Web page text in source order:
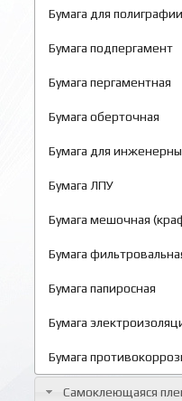
Бумага для полиграфии
Бумага подпергамент
Бумага пергаментная
Бумага оберточная
Бумага для
Бумага ЛПУ
Бумага мешочная
Бумага
Бумага папиросная
Бумага
Бумага
Самоклеющаяся